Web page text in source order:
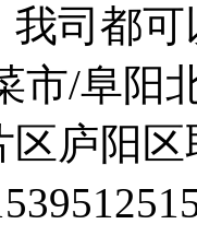
我司都
市/阜阳
庐阳